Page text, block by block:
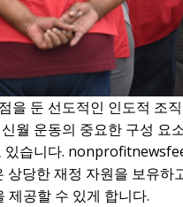
을 둔 선도적인 인도적 조
월 운동의 중요한 구성 요
습니다.
당한 재정 자원을 보유하
제공할 수 있게 합니다.